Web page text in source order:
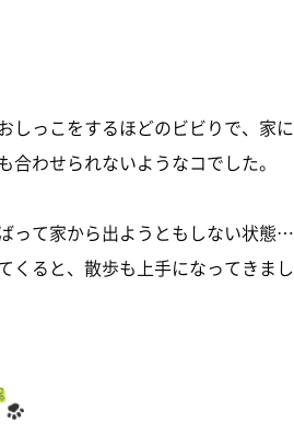
しっこをするほどのビビりで、家
わせられないようなコでした。
って家から出ようともしない状
ると、散歩も上手になってきまし